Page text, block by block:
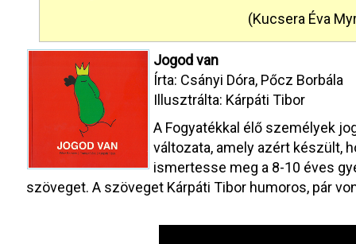
(Kucsera Éva
Jogod van
Írta: Csányi Dóra, Pőcz Borbála
Illusztrálta: Kárpáti Tibor
A Fogyatékkal élő személyek
változata, amely azért készült,
ismertesse meg a 8-10 éves
szöveget. A szöveget Kárpáti Tibor humoros, pár